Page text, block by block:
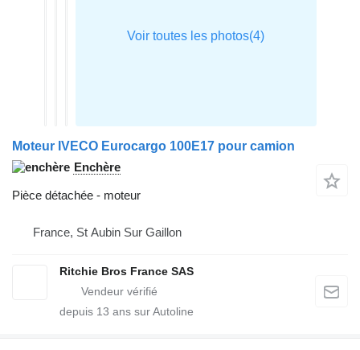
Moteur IVECO Eurocargo 100E17 pour camion
Enchère
Pièce détachée - moteur
France, St Aubin Sur Gaillon
Ritchie Bros France SAS
depuis 13 ans sur Autoline